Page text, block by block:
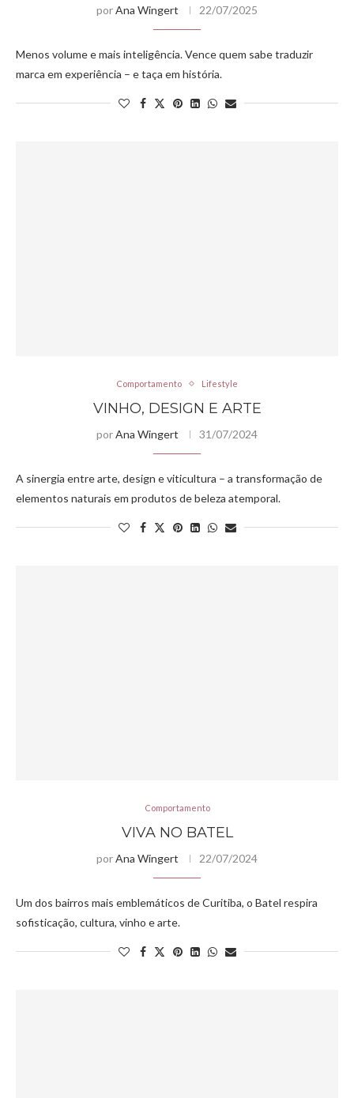
porAna Wingert 22/07/2025
Menos volume e mais inteligência. Vence quem sabe traduzir
marca em experiência – e taça em história.
Comportamento Lifestyle
VINHO, DESIGN E ARTE
porAna Wingert 31/07/2024
A sinergia entre arte, design e viticultura – a transformação de
elementos naturais em produtos de beleza atemporal.
Comportamento
VIVA NO BATEL
porAna Wingert 22/07/2024
Um dos bairros mais emblemáticos de Curitiba, o Batel respira
sofisticação, cultura, vinho e arte.